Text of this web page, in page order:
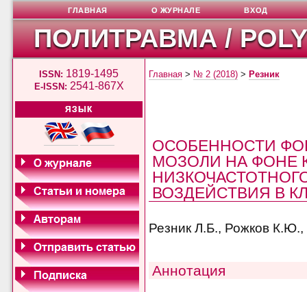
ПОЛИТРАВМА /
ISSN: 1819-1495
E-ISSN: 2541-867X
ЯЗЫК
ГЛАВНАЯ О ЖУРНАЛЕ ВХОД
Главная > № 2 (2018) > Резник
ОСОБЕННОСТИ
МОЗОЛИ НА ФОНЕ
ВОЗДЕЙСТВИЯ В
Резник Л.Б., Рожков
Аннотация